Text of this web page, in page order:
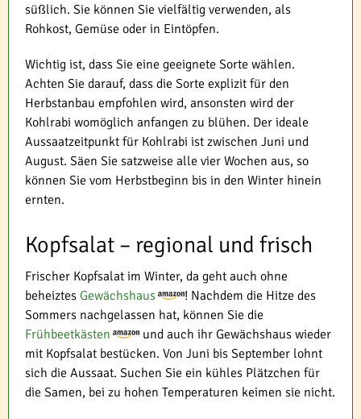
süßlich. Sie können Sie vielfältig verwenden, als
Rohkost, Gemüse oder in Eintöpfen.
Wichtig ist, dass Sie eine geeignete Sorte wählen.
Achten Sie darauf, dass die Sorte explizit für den
Herbstanbau empfohlen wird, ansonsten wird der
Kohlrabi womöglich anfangen zu blühen. Der ideale
Aussaatzeitpunkt für Kohlrabi ist zwischen Juni und
August. Säen Sie satzweise alle vier Wochen aus, so
können Sie vom Herbstbeginn bis in den Winter hinein
ernten.
Kopfsalat – regional und frisch
Frischer Kopfsalat im Winter, da geht auch ohne
beheiztes Gewächshaus
! Nachdem die Hitze des
Sommers nachgelassen hat, können Sie die
Frühbeetkästen
und auch ihr Gewächshaus wieder
mit Kopfsalat bestücken. Von Juni bis September lohnt
sich die Aussaat. Suchen Sie ein kühles Plätzchen für
die Samen, bei zu hohen Temperaturen keimen sie nicht.